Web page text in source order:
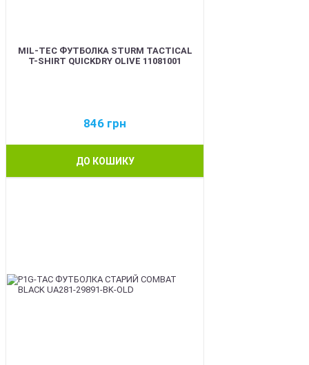
MIL-TEC ФУТБОЛКА STURM TACTICAL
T-SHIRT QUICKDRY OLIVE 11081001
846 грн
ДО КОШИКУ